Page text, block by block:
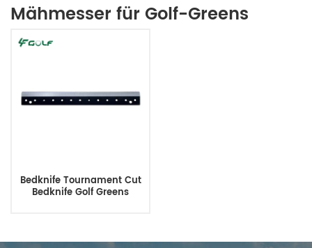
Mähmesser für Golf-Greens
Bedknife Tournament Cut
Bedknife Golf Greens